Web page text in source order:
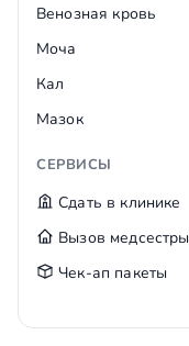
Венозная кровь
Моча
Кал
Мазок
СЕРВИСЫ
Сдать в клинике
Вызов медсестры
Чек-ап пакеты